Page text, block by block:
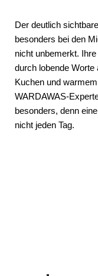
Der deutlich sichtbare
besonders bei den
nicht unbemerkt.
durch lobende
Kuchen und
WARDAWAS-
besonders, denn
nicht jeden Tag.